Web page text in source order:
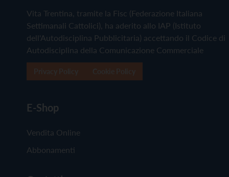
Vita Trentina, tramite la Fisc (Federazione Italiana
Settimanali Cattolici), ha aderito allo IAP (Istituto
dell'Autodisciplina Pubblicitaria) accettando il Codice di
Autodisciplina della Comunicazione Commerciale
E-Shop
Vendita Online
Abbonamenti